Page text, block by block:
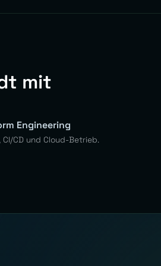
mit
Engineering
CI/CD und Cloud-Betrieb.